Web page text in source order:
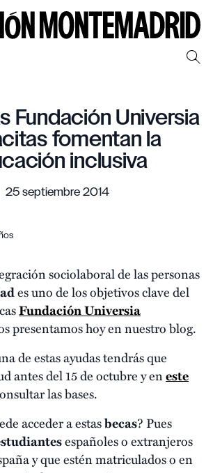
Fundación Universia
fomentan la
inclusiva
25 septiembre 2014
sociolaboral de las personas
es uno de los objetivos clave del
Fundación Universia
presentamos hoy en nuestro blog.
de estas ayudas tendrás que
antes del 15 de octubre y eneste
las bases.
acceder a estasbecas? Pues
españoles o extranjeros
y que estén matriculados o en